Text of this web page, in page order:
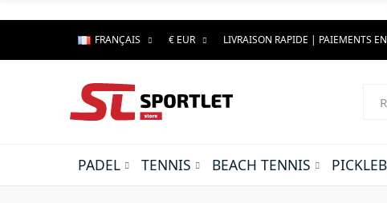
FRANÇAIS € EUR LIVRAISON RAPIDE | PAIEMENTS
PADEL TENNIS BEACH TENNIS